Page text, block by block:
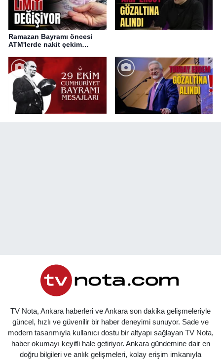
Ramazan Bayramı öncesi
ATM'lerde nakit çekim
TV Nota, Ankara haberleri ve Ankara son dakika gelişmeleriyle
güncel, hızlı ve güvenilir bir haber deneyimi sunuyor. Sade ve
modern tasarımıyla kullanıcı dostu bir altyapı sağlayan TV Nota,
haber okumayı keyifli hale getiriyor. Ankara gündemine dair en
doğru bilgileri ve anlık gelişmeleri, kolay erişim imkanıyla